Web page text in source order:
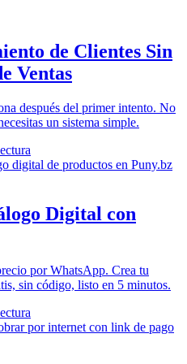
de Clientes Sin
Ventas
después del primer intento. No
un sistema simple.
Digital con
por WhatsApp. Crea tu
sin código, listo en 5 minutos.